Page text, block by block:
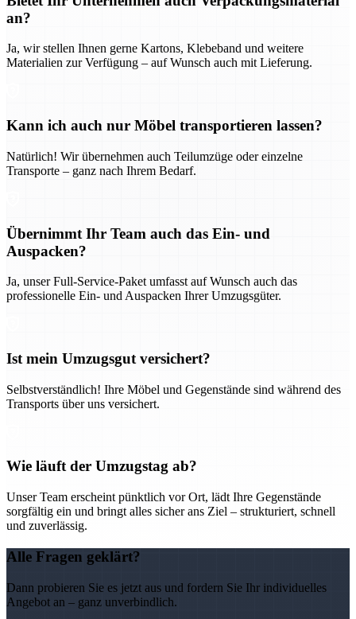
an?
Ja, wir stellen Ihnen gerne Kartons, Klebeband und weitere
Materialien zur Verfügung – auf Wunsch auch mit Lieferung.
Kann ich auch nur Möbel transportieren lassen?
Natürlich! Wir übernehmen auch Teilumzüge oder einzelne
Transporte – ganz nach Ihrem Bedarf.
Übernimmt Ihr Team auch das Ein- und
Auspacken?
Ja, unser Full-Service-Paket umfasst auf Wunsch auch das
professionelle Ein- und Auspacken Ihrer Umzugsgüter.
Ist mein Umzugsgut versichert?
Selbstverständlich! Ihre Möbel und Gegenstände sind während des
Transports über uns versichert.
Wie läuft der Umzugstag ab?
Unser Team erscheint pünktlich vor Ort, lädt Ihre Gegenstände
sorgfältig ein und bringt alles sicher ans Ziel – strukturiert, schnell
und zuverlässig.
Alle Fragen geklärt?
Dann probieren Sie es jetzt aus und fordern Sie Ihr individuelles
Angebot an – ganz unverbindlich.